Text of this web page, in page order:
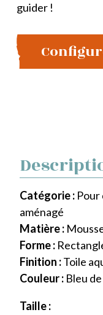
guider !
Catégorie : Pour
aménagé
Matière :
Forme :
Finition :Toile
Couleur : Bleu
Taille :